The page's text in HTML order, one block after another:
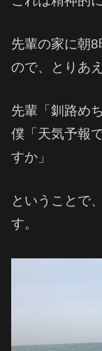
先輩の家に朝
ので、とりあ
先輩「釧路め
僕「天気予報
すか」
ということで
す。